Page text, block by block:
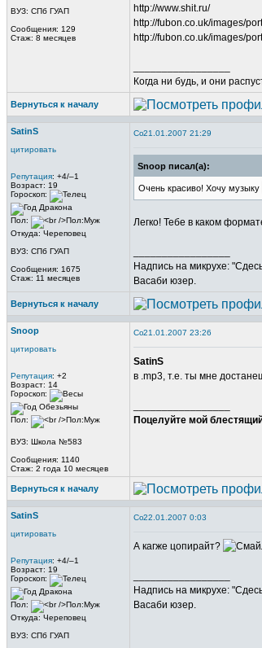
ВУЗ: СПб ГУАП
Сообщения: 129
Стаж: 8 месяцев
http://www.shit.ru/
http://fubon.co.uk/images/
http://fubon.co.uk/images/
Когда ни будь, и они
Вернуться к началу
SatinS
цитировать
Репутация: +4/–1
Возраст: 19
Гороскоп:
Пол:
Откуда: Череповец
ВУЗ: СПб ГУАП
Сообщения: 1675
Стаж: 11 месяцев
21.01.2007 21:29
Snoop писал(а):
Очень красиво! Хочу музыку
Легко! Тебе в каком
Надпись на микрухе:
Васаби юзер.
Вернуться к началу
Snoop
цитировать
Репутация: +2
Возраст: 14
Гороскоп:
Пол:
ВУЗ: Школа №583
Сообщения: 1140
Стаж: 2 года 10 месяцев
21.01.2007 23:26
SatinS
в .mp3, т.е. ты мне
Поцелуйте мой
Вернуться к началу
SatinS
цитировать
Репутация: +4/–1
Возраст: 19
Гороскоп:
Пол:
Откуда: Череповец
ВУЗ: СПб ГУАП
22.01.2007 0:03
А кагже цопирайт?
Надпись на микрухе:
Васаби юзер.